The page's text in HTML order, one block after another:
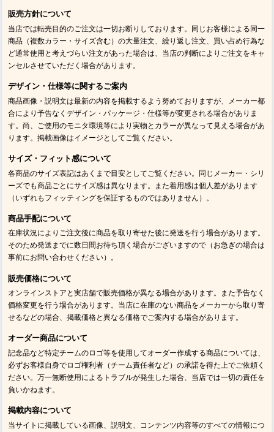
販売方針について
当店では転売目的のご注文は一切お断りしております。同じお客様による同一
商品（複数カラー・サイズ含む）の大量注文、繰り返し注文、買い占め行為な
ど通常使用と考えづらい注文があった場合は、当店の判断によりご注文をキャ
ンセルさせていただく場合があります。
デザイン・仕様等に関するご案内
商品画像・説明文は最新の内容を掲載するよう努めておりますが、メーカー都
合により予告なくデザイン・パッケージ・仕様等が変更される場合がありま
す。尚、ご使用のモニタ環境等により実物とカラーが異なって見える場合があ
ります。掲載画像はイメージとしてご覧ください。
サイズ・フィット感について
各商品のサイズ表記はあくまで目安としてご覧ください。同じメーカー・シリ
ーズでも商品ごとにサイズ感は異なります。また着用感は個人差があります
（いずれもフィッティングを保証するものではありません）。
商品手配について
在庫状況によりご注文後に商品を取り寄せた後に発送を行う場合があります。
そのため発送までに数日間お待ち頂く場合がございますので（お急ぎの場合は
事前にお問い合わせください）。
販売価格について
オンラインストアと実店舗で販売価格が異なる場合があります。また予告なく
価格変更を行う場合があります。当店に在庫のない商品をメーカーから取り寄
せるなどの場合、掲載価格と異なる価格でご案内する場合があります。
オーダー商品について
記念品など特定チームのロゴ等を使用してオーダー作成する商品については、
必ずお客様自身でロゴ権利者（チーム責任者など）の承諾を得た上でご依頼く
ださい。万一無断使用によるトラブルが発生した場合、当店では一切の責任を
負いかねます。
掲載内容について
当サイトに掲載している画像、説明文、コンテンツ内容等のすべての情報につ